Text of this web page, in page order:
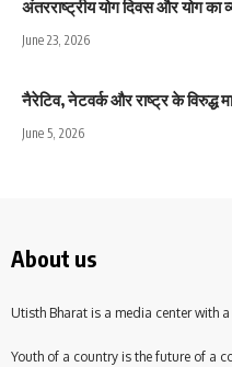
अंतरराष्ट्रीय योग दिवस और योग का
June 23, 2026
नैरेटिव, नेटवर्क और राष्ट्र के विरुद्ध
June 5, 2026
About us
Utisth Bharat is a media center with
Youth of a country is the future of a